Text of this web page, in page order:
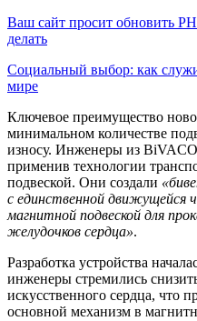
Ваш сайт просит обновить
делать
Социальный выбор: как
мире
Ключевое преимущество
минимальном количестве
износу. Инженеры из
применив технологии
подвеской. Они создали
с единственной движущейся
магнитной подвеской для
желудочков сердца».
Разработка устройства
инженеры стремились
искусственного сердца, что
основной механизм в